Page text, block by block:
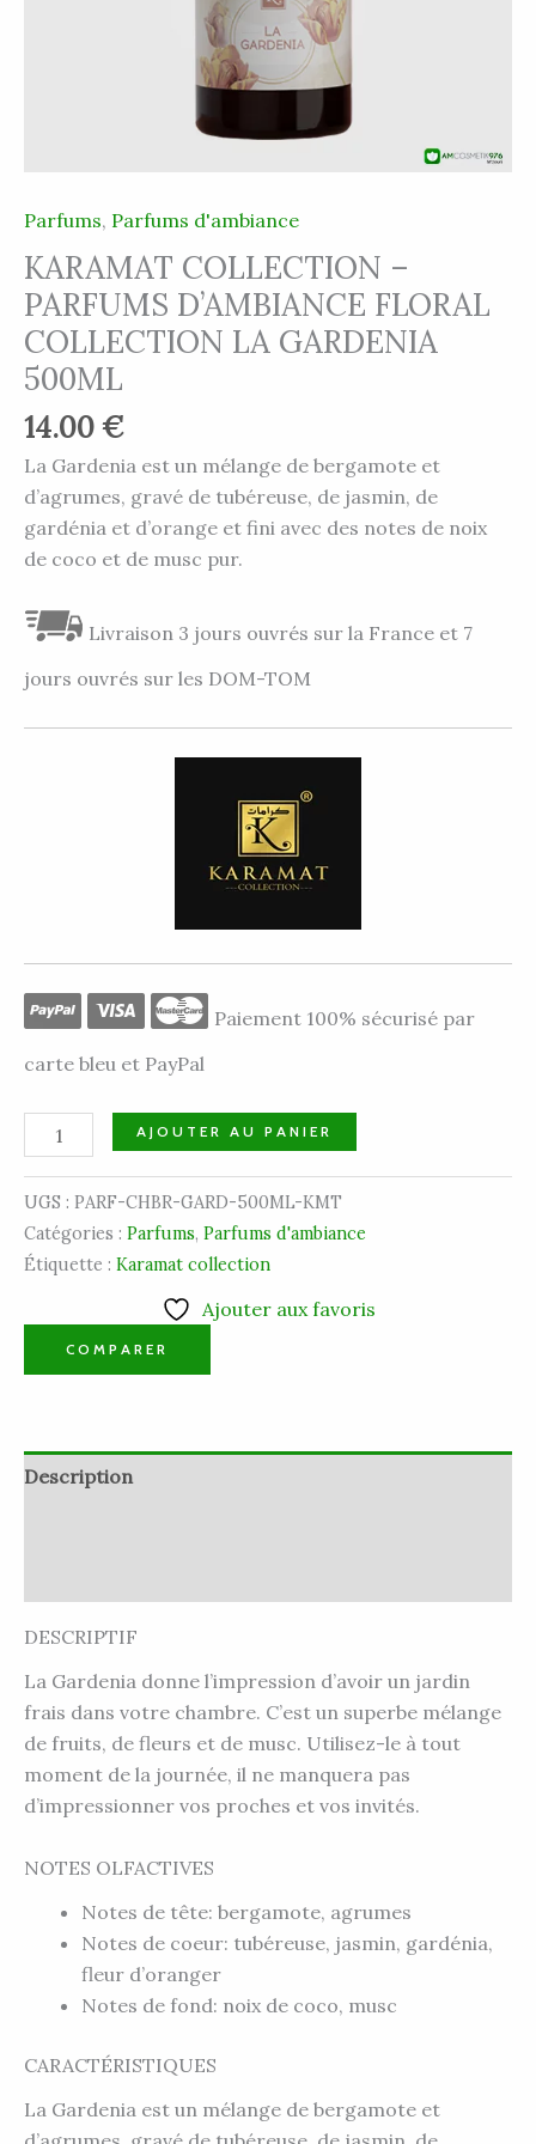
Parfums, Parfums d'ambiance
KARAMAT COLLECTION –
PARFUMS D’AMBIANCE FLORAL
COLLECTION LA GARDENIA
500ML
14.00€
La Gardenia est un mélange de bergamote et
d’agrumes, gravé de tubéreuse, de jasmin, de
gardénia et d’orange et fini avec des notes de noix
de coco et de musc pur.
Livraison 3 jours ouvrés sur la France et 7
jours ouvrés sur les DOM-TOM
Paiement 100% sécurisé par
carte bleu et PayPal
AJOUTER AU PANIER
UGS : PARF-CHBR-GARD-500ML-KMT
Catégories : Parfums, Parfums d'ambiance
Étiquette : Karamat collection
Ajouter aux favoris
COMPARER
Description
DESCRIPTIF
La Gardenia donne l’impression d’avoir un jardin
frais dans votre chambre. C’est un superbe mélange
de fruits, de fleurs et de musc. Utilisez-le à tout
moment de la journée, il ne manquera pas
d’impressionner vos proches et vos invités.
NOTES OLFACTIVES
Notes de tête: bergamote, agrumes
Notes de coeur: tubéreuse, jasmin, gardénia,
fleur d’oranger
Notes de fond: noix de coco, musc
CARACTÉRISTIQUES
La Gardenia est un mélange de bergamote et